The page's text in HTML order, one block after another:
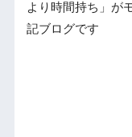
より時間持ち」が
記ブログです